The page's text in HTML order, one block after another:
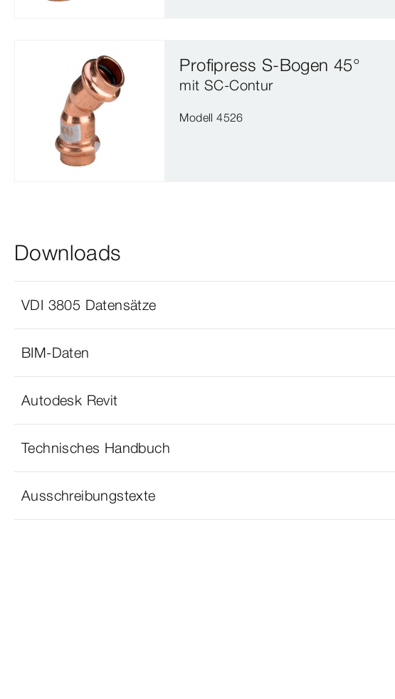
Profipress S-Bogen 45°
mit SC‑Contur
Modell 4526
Downloads
VDI 3805 Datensätze
BIM-Daten
Autodesk Revit
Technisches Handbuch
Ausschreibungstexte